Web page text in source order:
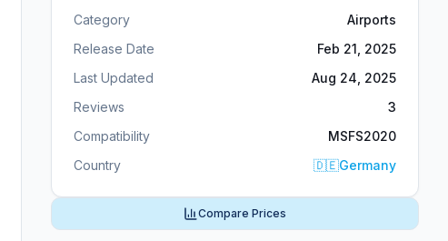
Category
Airports
Release Date
Feb 21, 2025
Last Updated
Aug 24, 2025
Reviews
3
Compatibility
MSFS2020
Country
🇩🇪Germany
Compare Prices